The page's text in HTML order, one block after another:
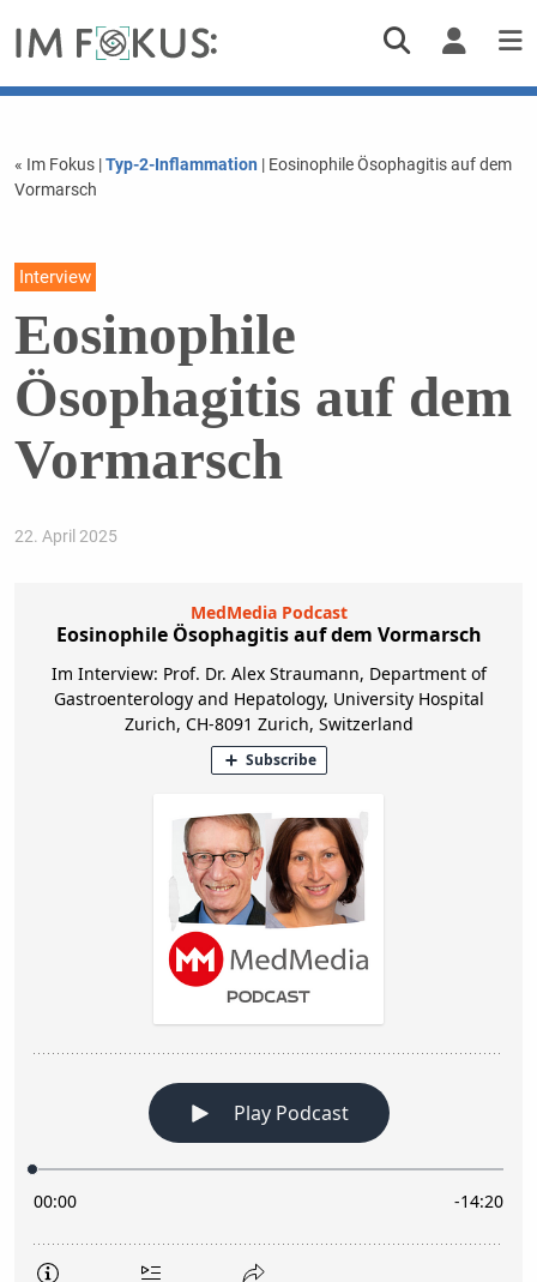
« Im Fokus |Typ-2-Inflammation | Eosinophile Ösophagitis auf dem
Vormarsch
Interview
Eosinophile
Ösophagitis auf dem
Vormarsch
22. April 2025